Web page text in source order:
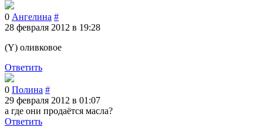
0 Ангелина #
28 февраля 2012 в 19:28
(Y) оливковое
Ответить
0 Полина #
29 февраля 2012 в 01:07
a гдe они продaётся мaслa?
Ответить